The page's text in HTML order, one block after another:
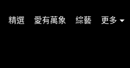
精選 愛有萬象 綜藝 更多